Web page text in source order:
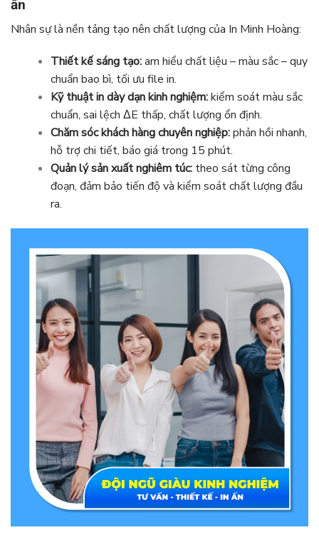
ấn
Nhân sự là nền tảng tạo nên chất lượng của In Minh Hoàng:
Thiết kế sáng tạo:am hiểu chất liệu – màu sắc – quy
chuẩn bao bì, tối ưu file in.
Kỹ thuật in dày dạn kinh nghiệm:kiểm soát màu sắc
chuẩn, sai lệch ΔE thấp, chất lượng ổn định.
Chăm sóc khách hàng chuyên nghiệp:phản hồi nhanh,
hỗ trợ chi tiết, báo giá trong 15 phút.
Quản lý sản xuất nghiêm túc:theo sát từng công
đoạn, đảm bảo tiến độ và kiểm soát chất lượng đầu
ra.